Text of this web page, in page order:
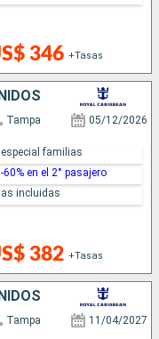
346 +Tasas
Tampa 05/12/2026
382 +Tasas
especial familias
60% en el 2° pasajero
incluidas
Tampa 11/04/2027